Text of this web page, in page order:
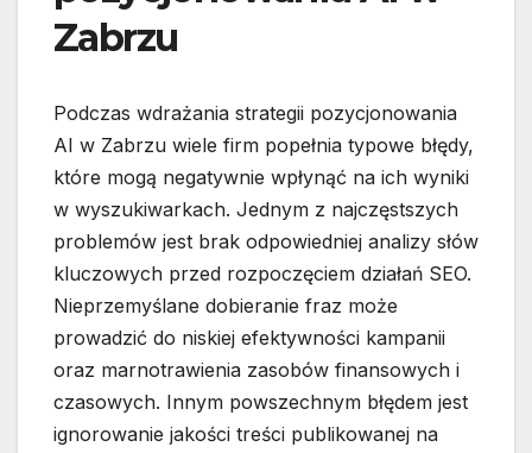
Zabrzu
Podczas wdrażania strategii pozycjonowania
AI w Zabrzu wiele firm popełnia typowe błędy,
które mogą negatywnie wpłynąć na ich wyniki
w wyszukiwarkach. Jednym z najczęstszych
problemów jest brak odpowiedniej analizy słów
kluczowych przed rozpoczęciem działań SEO.
Nieprzemyślane dobieranie fraz może
prowadzić do niskiej efektywności kampanii
oraz marnotrawienia zasobów finansowych i
czasowych. Innym powszechnym błędem jest
ignorowanie jakości treści publikowanej na